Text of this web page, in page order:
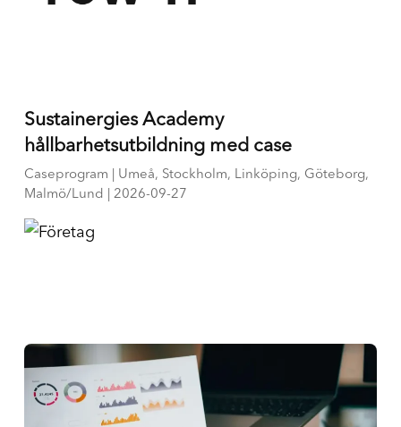
Sustainergies Academy
hållbarhetsutbildning med case
Caseprogram | Umeå, Stockholm, Linköping, Göteborg,
Malmö/Lund | 2026-09-27